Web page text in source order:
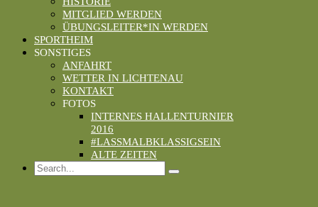
MITGLIED WERDEN
ÜBUNGSLEITER*IN WERDEN
SPORTHEIM
SONSTIGES
ANFAHRT
WETTER IN LICHTENAU
KONTAKT
FOTOS
INTERNES HALLENTURNIER
2016
#LASSMALBKLASSIGSEIN
ALTE ZEITEN
Search